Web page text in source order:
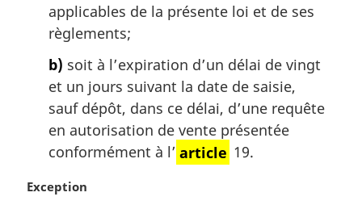
applicables de la présente loi et de ses
règlements;
b) soit à l’expiration d’un délai de vingt
et un jours suivant la date de saisie,
sauf dépôt, dans ce délai, d’une requête
en autorisation de vente présentée
conformément à l’ article 19.
N
Exception